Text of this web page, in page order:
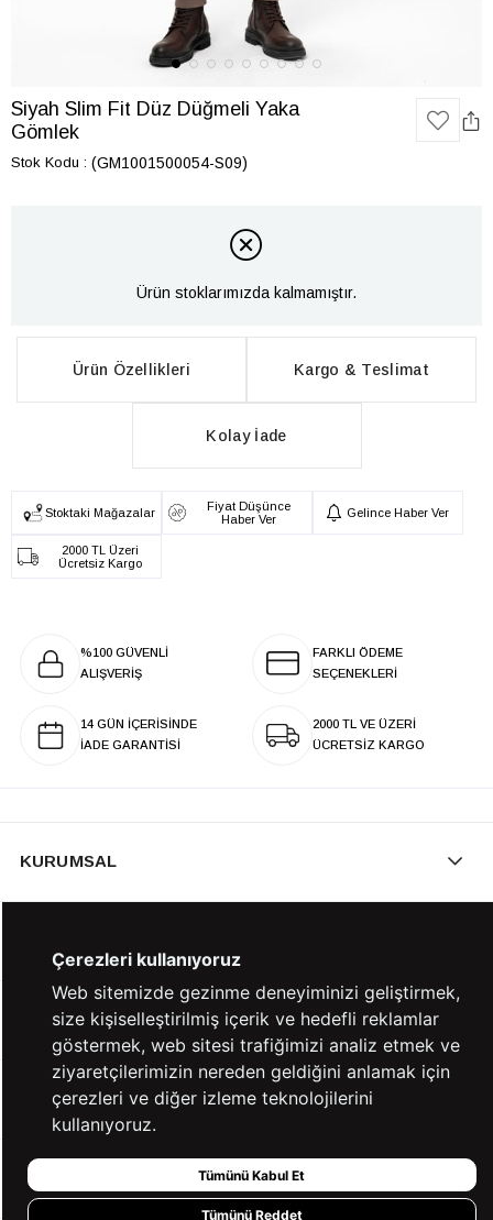
Siyah Slim Fit Düz Düğmeli Yaka
Gömlek
Stok Kodu (GM1001500054-S09)
Ürün stoklarımızda kalmamıştır.
Ürün Özellikleri Kargo & Teslimat
Kolay İade
Stoktaki Mağazalar
Fiyat Düşünce
Haber Ver
Gelince Haber Ver
2000 TL Üzeri
Ücretsiz Kargo
%100 GÜVENLİ
ALIŞVERİŞ
FARKLI ÖDEME
SEÇENEKLERİ
14 GÜN İÇERİSİNDE
İADE GARANTİSİ
2000 TL VE ÜZERİ
ÜCRETSİZ KARGO
KURUMSAL
YARDIM
BİZE ULAŞIN
HIZLI ERİŞİM
Çerezleri kullanıyoruz
Web sitemizde gezinme deneyiminizi geliştirmek,
size kişiselleştirilmiş içerik ve hedefli reklamlar
göstermek, web sitesi trafiğimizi analiz etmek ve
ziyaretçilerimizin nereden geldiğini anlamak için
çerezleri ve diğer izleme teknolojilerini
kullanıyoruz.
Tümünü Kabul Et
Tümünü Reddet